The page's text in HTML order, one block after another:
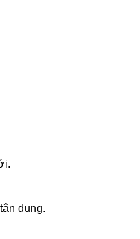
dụng.